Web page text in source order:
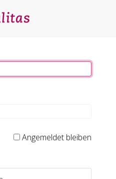
Angemeldet bleiben